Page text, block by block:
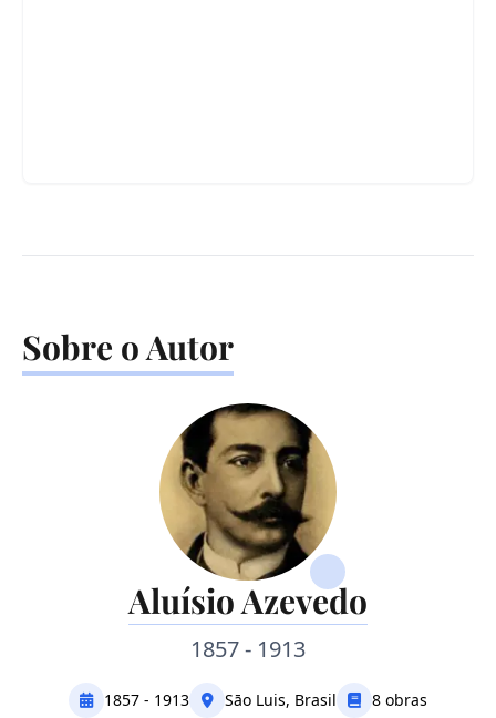
Sobre o Autor
Aluísio Azevedo
1857 - 1913
1857 - 1913 Sāo Luis, Brasil 8 obras